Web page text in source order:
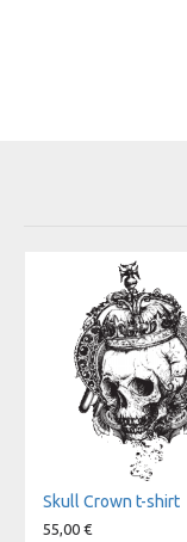
Skull Crown t-shirt
55,00 €